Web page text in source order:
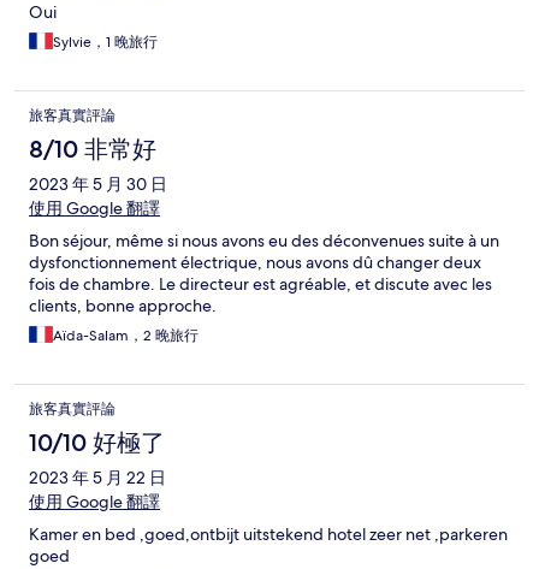
Oui
Sylvie，1 晚旅行
旅客真實評論
8/10 非常好
2023 年 5 月 30 日
使用 Google 翻譯
Bon séjour, même si nous avons eu des déconvenues suite à un
dysfonctionnement électrique, nous avons dû changer deux
fois de chambre. Le directeur est agréable, et discute avec les
clients, bonne approche.
Aïda-Salam，2 晚旅行
旅客真實評論
10/10 好極了
2023 年 5 月 22 日
使用 Google 翻譯
Kamer en bed ,goed,ontbijt uitstekend hotel zeer net ,parkeren
goed